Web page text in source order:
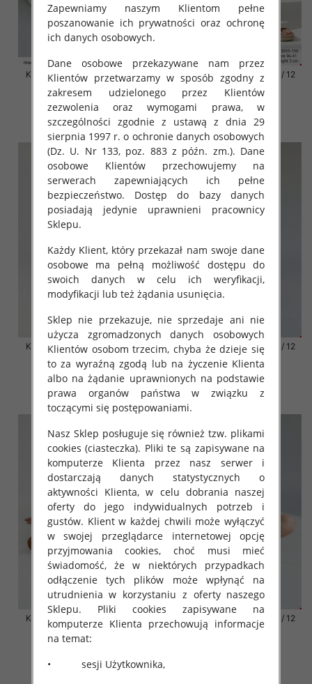
Klapki damskie Roz 36-42 / 12
41.00 zł
szczegóły
Klapki damskie Roz 36-42 / 12
par
41.00 zł
szczegóły
Klapki damskie Roz 36-42 / 12
41.00 zł
szczegóły
Klapki damskie Roz 36-42 / 12
par
41.00 zł
szczegóły
Klapki damskie Roz 36-42 / 12
par
szczegóły
Klapki damskie Roz 36-42 / 12
par
Zapewniamy naszym Klientom pełne
poszanowanie ich prywatności oraz ochronę
ich danych osobowych.
Dane osobowe przekazywane nam przez
Klientów przetwarzamy w sposób zgodny z
zakresem udzielonego przez Klientów
zezwolenia oraz wymogami prawa, w
szczególności zgodnie z ustawą z dnia 29
sierpnia 1997 r. o ochronie danych osobowych
(Dz. U. Nr 133, poz. 883 z późn. zm.). Dane
osobowe Klientów przechowujemy na
serwerach zapewniających ich pełne
bezpieczeństwo. Dostęp do bazy danych
posiadają jedynie uprawnieni pracownicy
Sklepu.
Każdy Klient, który przekazał nam swoje dane
osobowe ma pełną możliwość dostępu do
swoich danych w celu ich weryfikacji,
modyfikacji lub też żądania usunięcia.
Sklep nie przekazuje, nie sprzedaje ani nie
użycza zgromadzonych danych osobowych
Klientów osobom trzecim, chyba że dzieje się
to za wyraźną zgodą lub na życzenie Klienta
albo na żądanie uprawnionych na podstawie
prawa organów państwa w związku z
toczącymi się postępowaniami.
Nasz Sklep posługuje się również tzw. plikami
cookies (ciasteczka). Pliki te są zapisywane na
komputerze Klienta przez nasz serwer i
dostarczają danych statystycznych o
aktywności Klienta, w celu dobrania naszej
oferty do jego indywidualnych potrzeb i
gustów. Klient w każdej chwili może wyłączyć
w swojej przeglądarce internetowej opcję
przyjmowania cookies, choć musi mieć
świadomość, że w niektórych przypadkach
odłączenie tych plików może wpłynąć na
utrudnienia w korzystaniu z oferty naszego
Sklepu. Pliki cookies zapisywane na
komputerze Klienta przechowują informacje
na temat:
• sesji Użytkownika,